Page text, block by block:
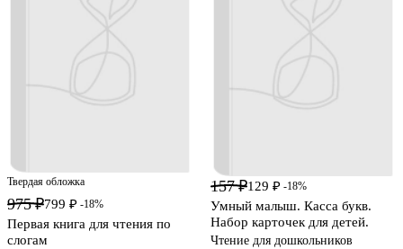
Твердая обложка
975 ₽799 ₽ -18%
Первая книга для чтения по
слогам
157 ₽129 ₽ -18%
Умный малыш. Касса букв.
Набор карточек для детей.
Чтение для дошкольников